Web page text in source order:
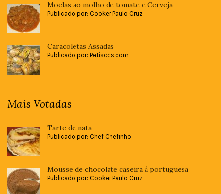
Moelas ao molho de tomate e Cerveja
Publicado por: Cooker Paulo Cruz
Caracoletas Assadas
Publicado por: Petiscos.com
Mais Votadas
Tarte de nata
Publicado por: Chef Chefinho
Mousse de chocolate caseira à portuguesa
Publicado por: Cooker Paulo Cruz